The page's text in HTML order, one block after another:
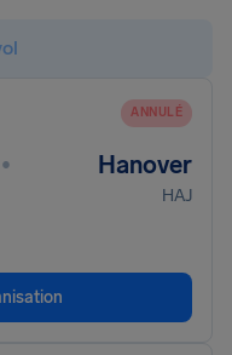
ANNULÉ
• Hanover
HAJ